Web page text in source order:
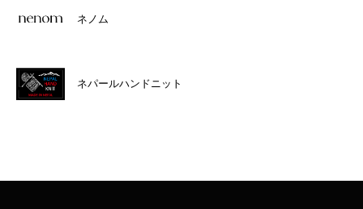
ネノム
ネパールハンドニット